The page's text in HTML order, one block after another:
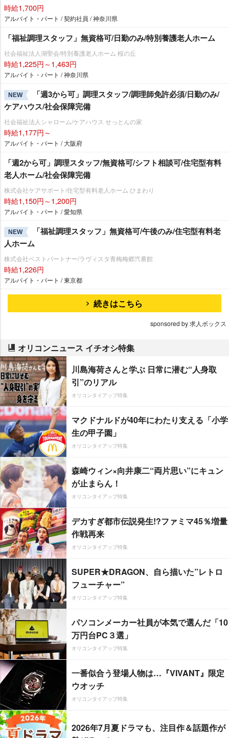
時給1,700円
アルバイト・パート / 契約社員 / 神奈川県
「福祉調理スタッフ」無資格可/日勤のみ/特別養護老人ホーム
社会福祉法人湖聖会/特別養護老人ホーム 桜の丘
時給1,225円～1,463円
アルバイト・パート / 神奈川県
NEW
「週3から可」調理スタッフ/調理師免許必須/日勤のみ/
ケアハウス/社会保障完備
社会福祉法人シャローム/ケアハウス せっとんの家
時給1,177円～
アルバイト・パート / 大阪府
「週2から可」調理スタッフ/無資格可/シフト相談可/住宅型有料
老人ホーム/社会保障完備
株式会社ケアサポート/住宅型有料老人ホーム ひまわり
時給1,150円～1,200円
アルバイト・パート / 愛知県
NEW
「福祉調理スタッフ」無資格可/午後のみ/住宅型有料老
人ホーム
株式会社ベストパートナー/ラヴィスタ青梅梅郷弐番館
時給1,226円
アルバイト・パート / 東京都
続きはこちら
sponsored by 求人ボックス
オリコンニュース イチオシ特集
川島海荷さんと学ぶ 日常に潜む“人身取
引”のリアル
オリコンタイアップ特集
マクドナルドが40年にわたり支える「小学
生の甲子園」
オリコンタイアップ特集
森崎ウィン×向井康二“両片思い”にキュン
が止まらん！
オリコンタイアップ特集
デカすぎ都市伝説発生!?ファミマ45％増量
作戦再来
オリコンタイアップ特集
SUPER★DRAGON、自ら描いた”レトロ
フューチャー”
オリコンタイアップ特集
パソコンメーカー社員が本気で選んだ「10
万円台PC３選」
オリコンタイアップ特集
一番似合う登場人物は…『VIVANT』限定
ウオッチ
オリコンタイアップ特集
2026年7月夏ドラマも、注目作＆話題作が